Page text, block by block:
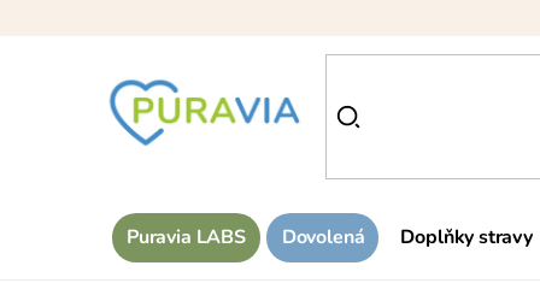
Puravia LABS Dovolená Doplňky stravy